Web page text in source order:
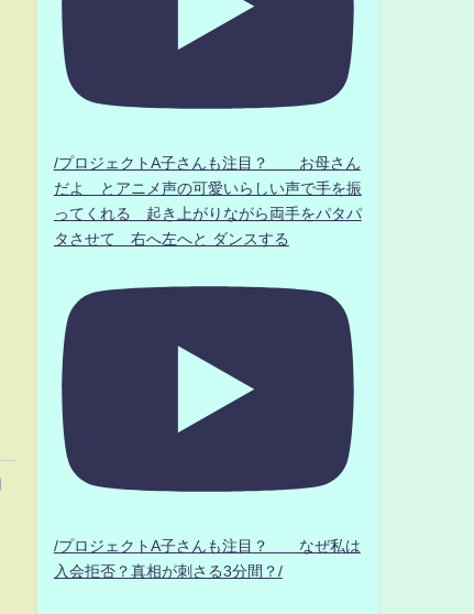
/プロジェクトA子さんも注目？ お母さん
だよ とアニメ声の可愛いらしい声で手を振
ってくれる 起き上がりながら両手をパタパ
タさせて 右へ左へと ダンスする
/プロジェクトA子さんも注目？ なぜ私は
入会拒否？真相が刺さる3分間？/